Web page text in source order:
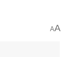
AA